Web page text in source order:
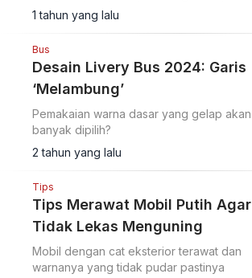
dan merah pada bagian belakang.
1 tahun yang lalu
Bus
Desain Livery Bus 2024: Garis
‘Melambung’
Pemakaian warna dasar yang gelap akan
banyak dipilih?
2 tahun yang lalu
Tips
Tips Merawat Mobil Putih Agar
Tidak Lekas Menguning
Mobil dengan cat eksterior terawat dan
warnanya yang tidak pudar pastinya